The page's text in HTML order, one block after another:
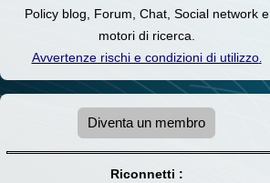
Policy blog, Forum, Chat, Social network e
motori di ricerca.
Avvertenze rischi e condizioni di utilizzo.
Diventa un membro
Riconnetti :